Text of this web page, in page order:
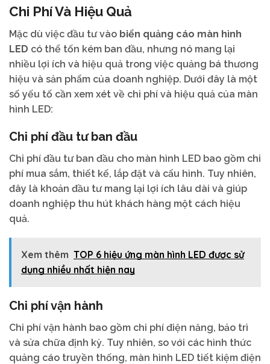
Chi Phí Và Hiệu Quả
Mặc dù việc đầu tư vào biển quảng cáo màn hình
LED có thể tốn kém ban đầu, nhưng nó mang lại
nhiều lợi ích và hiệu quả trong việc quảng bá thương
hiệu và sản phẩm của doanh nghiệp. Dưới đây là một
số yếu tố cần xem xét về chi phí và hiệu quả của màn
hình LED:
Chi phí đầu tư ban đầu
Chi phí đầu tư ban đầu cho màn hình LED bao gồm chi
phí mua sắm, thiết kế, lắp đặt và cấu hình. Tuy nhiên,
đây là khoản đầu tư mang lại lợi ích lâu dài và giúp
doanh nghiệp thu hút khách hàng một cách hiệu
quả.
Xem thêm TOP 6 hiệu ứng màn hình LED được sử
dụng nhiều nhất hiện nay
Chi phí vận hành
Chi phí vận hành bao gồm chi phí điện năng, bảo trì
và sửa chữa định kỳ. Tuy nhiên, so với các hình thức
quảng cáo truyền thống, màn hình LED tiết kiệm điện